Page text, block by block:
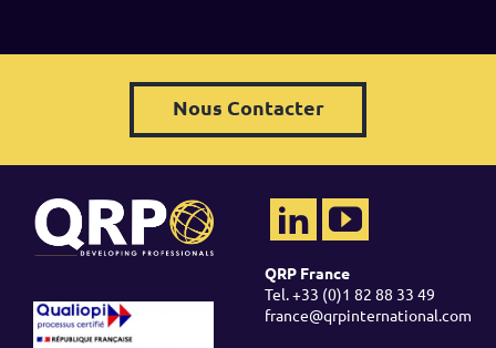
Nous Contacter
QRP France
Tel. +33 (0)1 82 88 33 49
france@qrpinternational.com